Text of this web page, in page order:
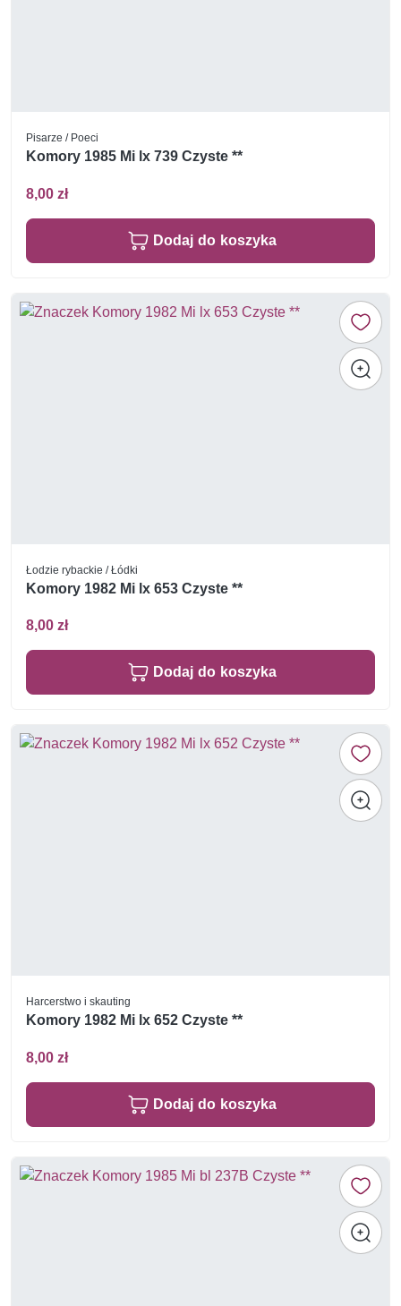
Pisarze / Poeci
Komory 1985 Mi lx 739 Czyste **
8,00 zł
Dodaj do koszyka
Łodzie rybackie / Łódki
Komory 1982 Mi lx 653 Czyste **
8,00 zł
Dodaj do koszyka
Harcerstwo i skauting
Komory 1982 Mi lx 652 Czyste **
8,00 zł
Dodaj do koszyka